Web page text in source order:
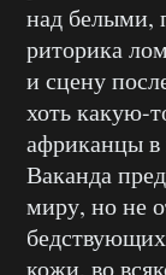
над белыми,
риторика
и сцену
хоть какую-
африканцы в
Ваканда
миру, но не
кожи, во